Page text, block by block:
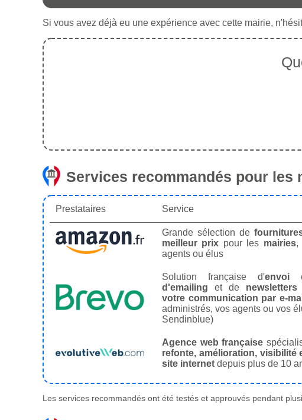
Si vous avez déjà eu une expérience avec cette mairie,
Services recommandés pour les
Prestataires Service
Grande sélection de
meilleur prix pour les mairies,
agents ou élus
Solution française d'envoi
d'emailing et de newsletters
votre communication par e-
administrés, vos agents ou vos
Sendinblue)
Agence web française
refonte, amélioration, visibilité
site internet depuis plus de 10
Les services recommandés ont été testés et approuvés pendant